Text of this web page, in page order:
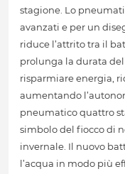
stagione. Lo
avanzati e per un
riduce l’attrito tra il
prolunga la durata
risparmiare energia,
aumentando
pneumatico quattro
simbolo del fiocco di
invernale. Il nuovo
l’acqua in modo più